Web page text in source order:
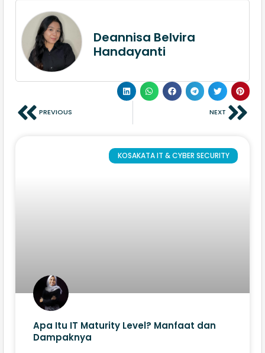
Deannisa Belvira
Handayanti
PREVIOUS NEXT
KOSAKATA IT & CYBER SECURITY
Apa Itu IT Maturity Level? Manfaat dan
Dampaknya